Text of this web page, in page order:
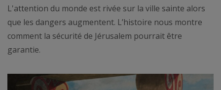
L'attention du monde est rivée sur la ville sainte alors
que les dangers augmentent. L’histoire nous montre
comment la sécurité de Jérusalem pourrait être
garantie.